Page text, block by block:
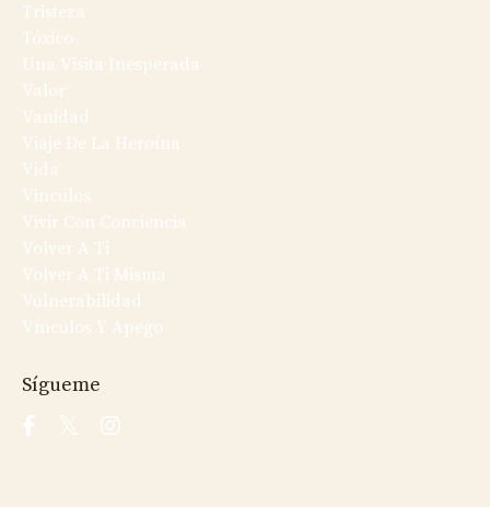
Tristeza
Tóxico
Una Visita Inesperada
Valor
Vanidad
Viaje De La Heroína
Vida
Vinculos
Vivir Con Conciencia
Volver A Ti
Volver A Ti Misma
Vulnerabilidad
Vínculos Y Apego
Sígueme